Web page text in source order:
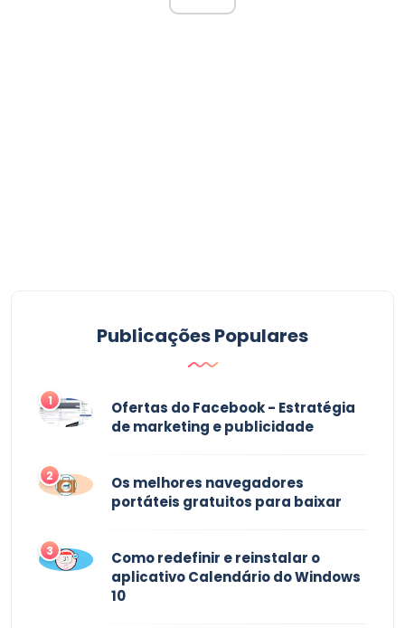
Publicações Populares
1
Ofertas do Facebook - Estratégia
de marketing e publicidade
2
Os melhores navegadores
portáteis gratuitos para baixar
3
Como redefinir e reinstalar o
aplicativo Calendário do Windows
10